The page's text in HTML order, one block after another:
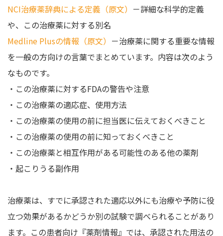
NCI治療薬辞典による定義（原文） －詳細な科学的定義
や、この治療薬に対する別名
Medline Plusの情報（原文） －治療薬に関する重要な情報
を一般の方向けの言葉でまとめています。内容は次のよう
なものです。
・この治療薬に対するFDAの警告や注意
・この治療薬の適応症、使用方法
・この治療薬の使用の前に担当医に伝えておくべきこと
・この治療薬の使用の前に知っておくべきこと
・この治療薬と相互作用がある可能性のある他の薬剤
・起こりうる副作用
治療薬は、すでに承認された適応以外にも治療や予防に役
立つ効果があるかどうか別の試験で調べられることがあり
ます。この患者向け『薬剤情報』では、承認された用法の